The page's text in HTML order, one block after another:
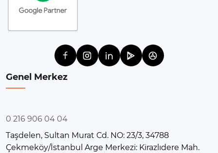
Genel Merkez
0 216 906 04 04
Taşdelen, Sultan Murat Cd. NO: 23/3, 34788
Çekmeköy/İstanbul Arge Merkezi: Kirazlıdere Mah.